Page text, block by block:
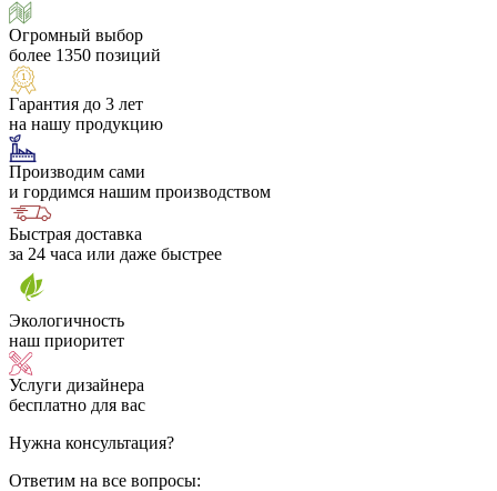
Огромный выбор
более 1350 позиций
Гарантия до 3 лет
на нашу продукцию
Производим сами
и гордимся нашим производством
Быстрая доставка
за 24 часа или даже быстрее
Экологичность
наш приоритет
Услуги дизайнера
бесплатно для вас
Нужна консультация?
Ответим на все вопросы: